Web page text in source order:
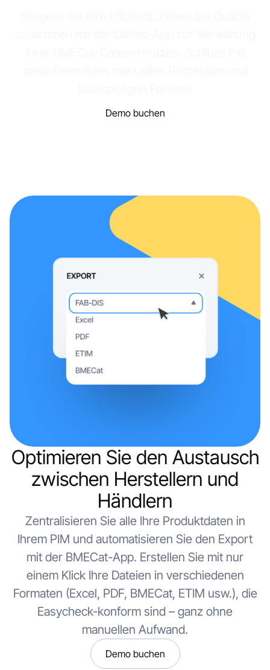
Demo buchen
Optimieren Sie den Austausch
zwischen Herstellern und
Händlern
Zentralisieren Sie alle Ihre Produktdaten in
Ihrem PIM und automatisieren Sie den Export
mit der BMECat-App. Erstellen Sie mit nur
einem Klick Ihre Dateien in verschiedenen
Formaten (Excel, PDF, BMECat, ETIM usw.), die
Easycheck-konform sind – ganz ohne
manuellen Aufwand.
Demo buchen